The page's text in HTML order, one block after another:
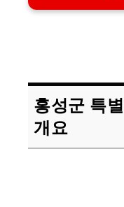
홍성군 특
개요